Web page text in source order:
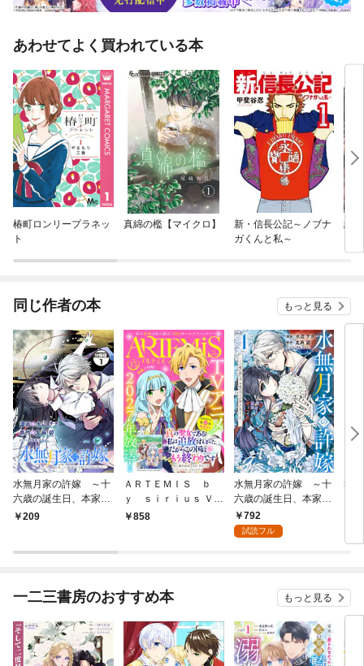
あわせてよく買われている本
椿町ロンリープラネッ
ト
真綿の檻【マイクロ】
新・信長公記～ノブナ
ガくんと私～
終
同じ作者の本 もっと見る
水無月家の許嫁 ～十
六歳の誕生日、本家の
当主が迎えに来まし
209
ＡＲＴＥＭＩＳ ｂ
ｙ ｓｉｒｉｕｓ Ｖｏ
ｌ．１５
858
水無月家の許嫁 ～十
六歳の誕生日、本家の
当主が迎えに来まし
た。～（１） 【電子
792
試読フル
考
一二三書房のおすすめ本 もっと見る